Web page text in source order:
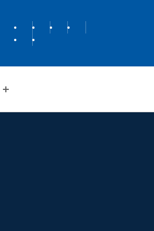
REVUE DE PRESSE